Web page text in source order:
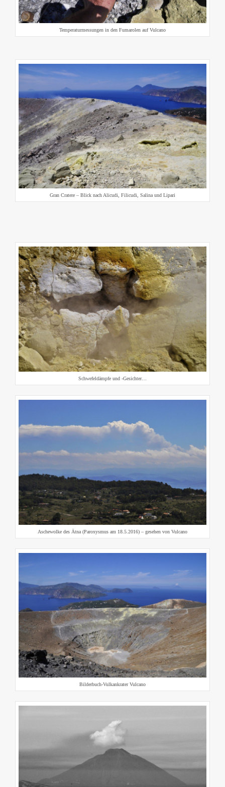
Temperaturmessungen in den Fumarolen auf Vulcano
Gran Cratere – Blick nach Alicudi, Filicudi, Salina und Lipari
Schwefeldämpfe und -Gesichter…
Aschewolke des Ätna (Paroxysmus am 18.5.2016) – gesehen von Vulcano
Bilderbuch-Vulkankrater Vulcano